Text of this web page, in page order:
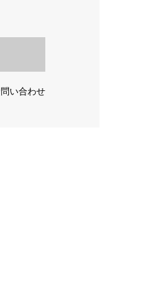
い合わせ